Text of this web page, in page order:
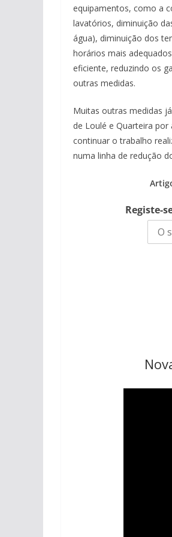
equipamentos, como a
lavatórios, diminuição
água), diminuição dos
horários mais
eficiente, reduzindo os
outras medidas.
Muitas outras medidas
de Loulé e Quarteira
continuar o trabalho
numa linha de redução
Registe-